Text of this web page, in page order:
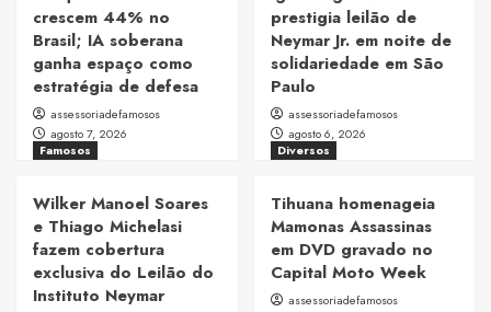
crescem 44% no
Brasil; IA soberana
ganha espaço como
estratégia de defesa
assessoriadefamosos
agosto 7, 2026
prestigia leilão de
Neymar Jr. em noite de
solidariedade em São
Paulo
assessoriadefamosos
agosto 6, 2026
Famosos
Wilker Manoel Soares
e Thiago Michelasi
fazem cobertura
exclusiva do Leilão do
Instituto Neymar
Diversos
Tihuana homenageia
Mamonas Assassinas
em DVD gravado no
Capital Moto Week
assessoriadefamosos